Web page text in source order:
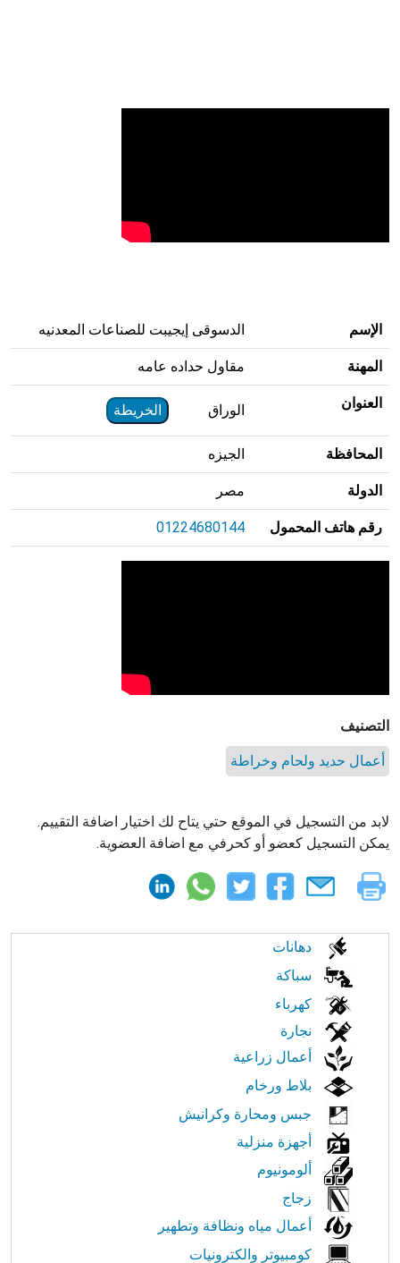
الإسم الدسوقى إيجيبت للصناعات المعدنيه
المهنة مقاول حداده عامه
العنوان الوراق الخريطة
المحافظة الجيزه
الدولة مصر
رقم هاتف المحمول 01224680144
التصنيف
أعمال حديد ولحام وخراطة
لابد من التسجيل في الموقع حتي يتاح لك اختيار اضافة التقييم.
يمكن التسجيل كعضو أو كحرفي مع اضافة العضوية.
الابحار
النت
دهانات
سباكة
كهرباء
نجارة
أعمال زراعية
بلاط ورخام
جبس ومحارة وكرانيش
أجهزة منزلية
ألومونيوم
زجاج
أعمال مياه ونظافة وتطهير
كومبيوتر والكترونيات